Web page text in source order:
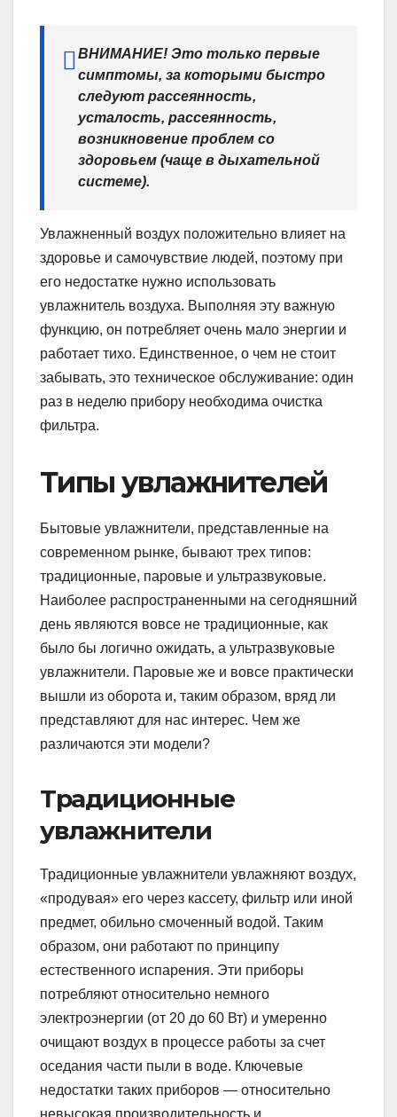
ВНИМАНИЕ! Это только первые
симптомы, за которыми быстро
следуют рассеянность,
усталость, рассеянность,
возникновение проблем со
здоровьем (чаще в дыхательной
системе).
Увлажненный воздух положительно влияет на
здоровье и самочувствие людей, поэтому при
его недостатке нужно использовать
увлажнитель воздуха. Выполняя эту важную
функцию, он потребляет очень мало энергии и
работает тихо. Единственное, о чем не стоит
забывать, это техническое обслуживание: один
раз в неделю прибору необходима очистка
фильтра.
Типы увлажнителей
Бытовые увлажнители, представленные на
современном рынке, бывают трех типов:
традиционные, паровые и ультразвуковые.
Наиболее распространенными на сегодняшний
день являются вовсе не традиционные, как
было бы логично ожидать, а ультразвуковые
увлажнители. Паровые же и вовсе практически
вышли из оборота и, таким образом, вряд ли
представляют для нас интерес. Чем же
различаются эти модели?
Традиционные
увлажнители
Традиционные увлажнители увлажняют воздух,
«продувая» его через кассету, фильтр или иной
предмет, обильно смоченный водой. Таким
образом, они работают по принципу
естественного испарения. Эти приборы
потребляют относительно немного
электроэнергии (от 20 до 60 Вт) и умеренно
очищают воздух в процессе работы за счет
оседания части пыли в воде. Ключевые
недостатки таких приборов — относительно
невысокая производительность и